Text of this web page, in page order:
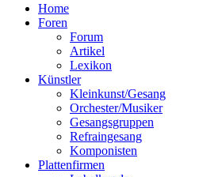
Home
Foren
Forum
Artikel
Lexikon
Künstler
Kleinkunst/Gesang
Orchester/Musiker
Gesangsgruppen
Refraingesang
Komponisten
Plattenfirmen